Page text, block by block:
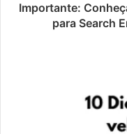
Importante:
para Search